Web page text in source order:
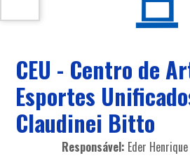
CEU - Centro de
Esportes
Claudinei Bitto
Responsável: Eder